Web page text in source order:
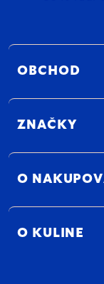
OBCHOD
ZNAČKY
O
O KULINE